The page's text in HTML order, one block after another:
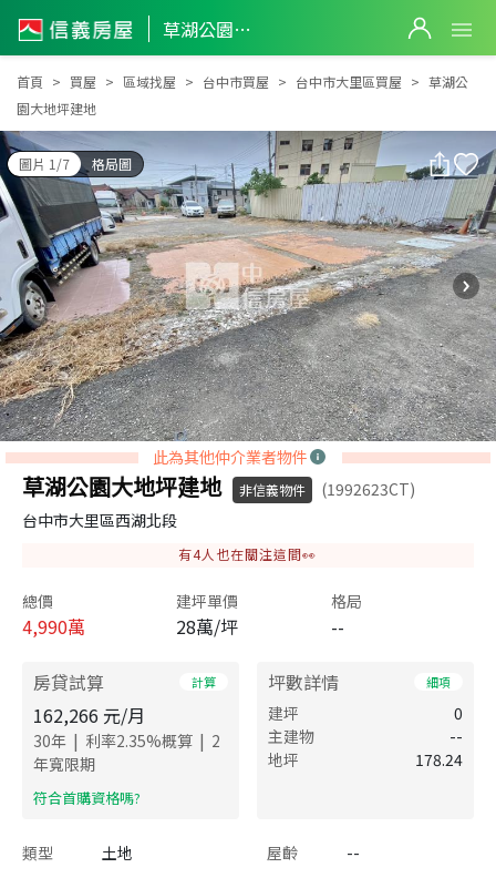
草湖公園大地坪建地
草湖公園大地坪建地
首頁 買屋 區域找屋 台中市買屋 台中市大里區買屋
草湖公
園大地坪建地
圖片 1/7 格局圖
此為其他仲介業者物件
草湖公園大地坪建地 非信義物件
(1992623CT)
台中市大里區西湖北段
有4人也在關注這間👀
總價
4,990萬
建坪單價
28萬/坪
格局
--
房貸試算 計算
162,266 元/月
30年 | 利率2.35%概算 | 2
年寬限期
​符合首購資格嗎?
坪數詳情 細項
建坪
0
主建物
--
地坪
178.24
類型 土地 屋齡
--